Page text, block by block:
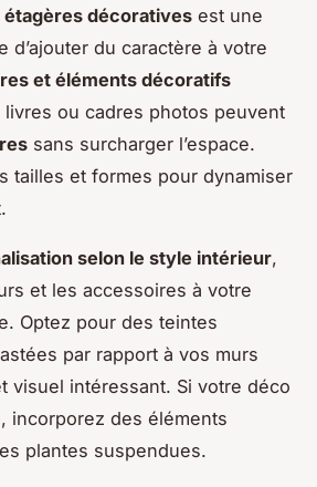
étagères décoratives est une
d’ajouter du caractère à votre
et éléments décoratifs
ou cadres photos peuvent
sans surcharger l’espace.
tailles et formes pour dynamiser
selon le style intérieur,
et les accessoires à votre
Optez pour des teintes
par rapport à vos murs
visuel intéressant. Si votre déco
incorporez des éléments
plantes suspendues.